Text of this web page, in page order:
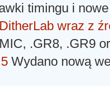
timingu i
wraz z
.GR8, .GR9
Wydano nową